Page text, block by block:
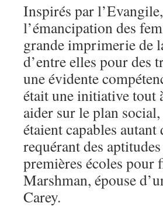
Inspirés par
l’émancipation des
grande imprimerie de
d’entre elles pour des
une évidente
était une initiative tout
aider sur le plan
étaient capables
requérant des
premières écoles pour
Marshman, épouse
Carey.